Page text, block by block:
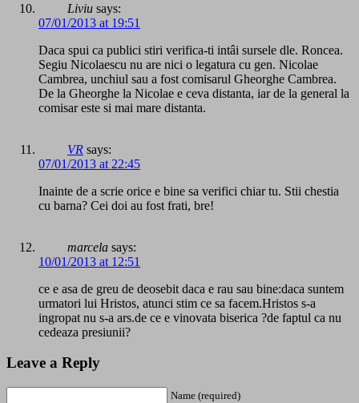
Liviu says:
07/01/2013 at 19:51
Daca spui ca publici stiri verifica-ti intâi sursele dle. Roncea.
Segiu Nicolaescu nu are nici o legatura cu gen. Nicolae
Cambrea, unchiul sau a fost comisarul Gheorghe Cambrea.
De la Gheorghe la Nicolae e ceva distanta, iar de la general la
comisar este si mai mare distanta.
VR says:
07/01/2013 at 22:45
Inainte de a scrie orice e bine sa verifici chiar tu. Stii chestia
cu barna? Cei doi au fost frati, bre!
marcela says:
10/01/2013 at 12:51
ce e asa de greu de deosebit daca e rau sau bine:daca suntem
urmatori lui Hristos, atunci stim ce sa facem.Hristos s-a
ingropat nu s-a ars.de ce e vinovata biserica ?de faptul ca nu
cedeaza presiunii?
Leave a Reply
Name (required)